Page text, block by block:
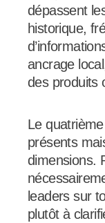
dépassent
historique,
ancrage
des produits
Le
présents
dimensions.
leaders sur
plutôt à